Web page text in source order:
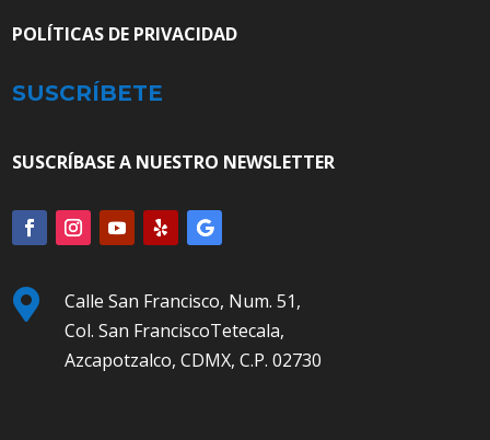
POLÍTICAS DE PRIVACIDAD
SUSCRÍBETE
SUSCRÍBASE A NUESTRO NEWSLETTER

Calle San Francisco, Num. 51,
Col. San FranciscoTetecala,
Azcapotzalco, CDMX, C.P. 02730